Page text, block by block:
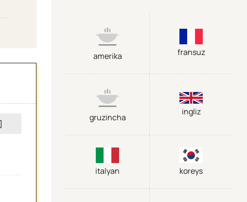
amerika fransuz
gruzincha
ingliz
italyan koreys